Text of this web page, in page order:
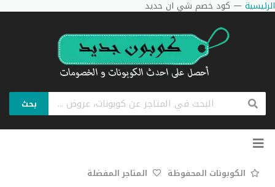
الرئيسية — كود خصم شي ان حديد
بحث
تخطي
الكوبونات المحفوظة المتاجر المفضلة